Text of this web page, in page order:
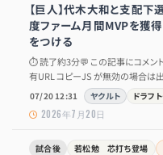
【巨人】代木大和と支配
度ファーム月間MVPを獲
をつける
⏱ 読了約3分💬 この記事にコメン
有URL コピーJS が無効の場合は
07/20 12:31 ヤクルト ドラフ
2026年7月20日
試合後 若松勉 芯打ち登場